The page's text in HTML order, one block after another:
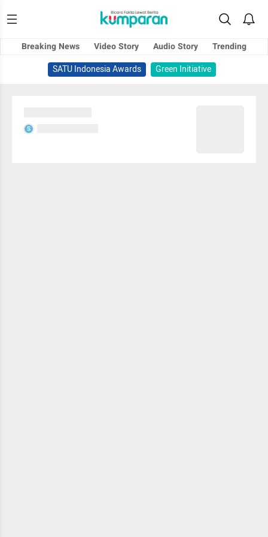
Breaking News Video Story Audio Story
Trending
SATU Indonesia Awards
Green Initiative
S